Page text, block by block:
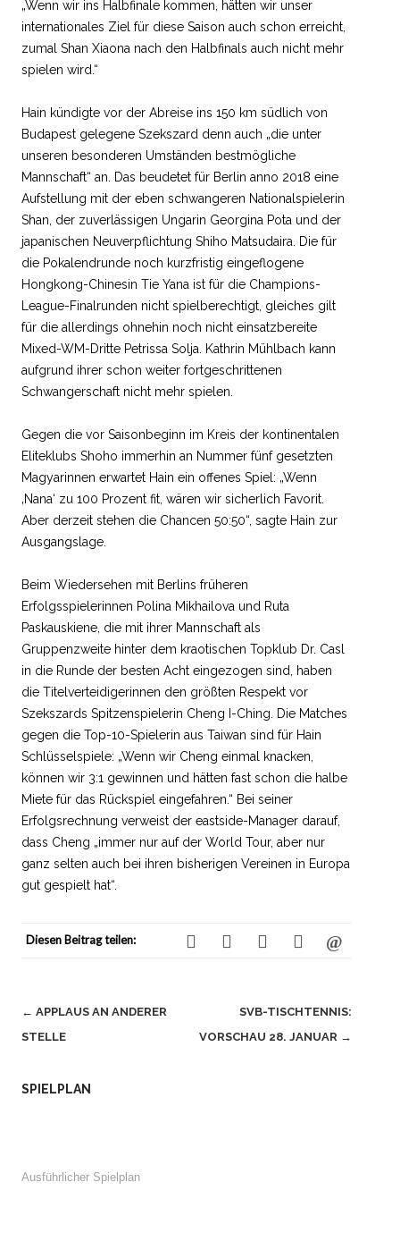
„Wenn wir ins Halbfinale kommen, hätten wir unser
internationales Ziel für diese Saison auch schon erreicht,
zumal Shan Xiaona nach den Halbfinals auch nicht mehr
spielen wird.“
Hain kündigte vor der Abreise ins 150 km südlich von
Budapest gelegene Szekszard denn auch „die unter
unseren besonderen Umständen bestmögliche
Mannschaft“ an. Das beudetet für Berlin anno 2018 eine
Aufstellung mit der eben schwangeren Nationalspielerin
Shan, der zuverlässigen Ungarin Georgina Pota und der
japanischen Neuverpflichtung Shiho Matsudaira. Die für
die Pokalendrunde noch kurzfristig eingeflogene
Hongkong-Chinesin Tie Yana ist für die Champions-
League-Finalrunden nicht spielberechtigt, gleiches gilt
für die allerdings ohnehin noch nicht einsatzbereite
Mixed-WM-Dritte Petrissa Solja. Kathrin Mühlbach kann
aufgrund ihrer schon weiter fortgeschrittenen
Schwangerschaft nicht mehr spielen.
Gegen die vor Saisonbeginn im Kreis der kontinentalen
Eliteklubs Shoho immerhin an Nummer fünf gesetzten
Magyarinnen erwartet Hain ein offenes Spiel: „Wenn
‚Nana‘ zu 100 Prozent fit, wären wir sicherlich Favorit.
Aber derzeit stehen die Chancen 50:50“, sagte Hain zur
Ausgangslage.
Beim Wiedersehen mit Berlins früheren
Erfolgsspielerinnen Polina Mikhailova und Ruta
Paskauskiene, die mit ihrer Mannschaft als
Gruppenzweite hinter dem kraotischen Topklub Dr. Casl
in die Runde der besten Acht eingezogen sind, haben
die Titelverteidigerinnen den größten Respekt vor
Szekszards Spitzenspielerin Cheng I-Ching. Die Matches
gegen die Top-10-Spielerin aus Taiwan sind für Hain
Schlüsselspiele: „Wenn wir Cheng einmal knacken,
können wir 3:1 gewinnen und hätten fast schon die halbe
Miete für das Rückspiel eingefahren.“ Bei seiner
Erfolgsrechnung verweist der eastside-Manager darauf,
dass Cheng „immer nur auf der World Tour, aber nur
ganz selten auch bei ihren bisherigen Vereinen in Europa
gut gespielt hat“.
Diesen Beitrag teilen:
Beitragsnavigation
← APPLAUS AN ANDERER
STELLE
SVB-TISCHTENNIS:
VORSCHAU 28. JANUAR →
SPIELPLAN
Ausführlicher Spielplan